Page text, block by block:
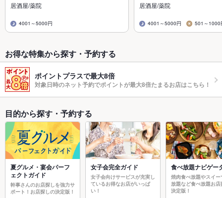
居酒屋/薬院
4001～5000円
居酒屋/薬院
4001～5000円 501～1000
お得な特集から探す・予約する
ポイントプラスで最大8倍
対象日時のネット予約でポイントが最大8倍たまるお店はこちら！
目的から探す・予約する
夏グルメ・宴会パーフ
ェクトガイド
幹事さんのお店探しを強力サ
ポート！お店探しの決定版！
女子会完全ガイド
女子会向けサービスが充実し
ているお得なお店がいっぱ
い！
食べ放題ナビゲー
焼肉食べ放題やスイー
放題など食べ放題お店
決定版！